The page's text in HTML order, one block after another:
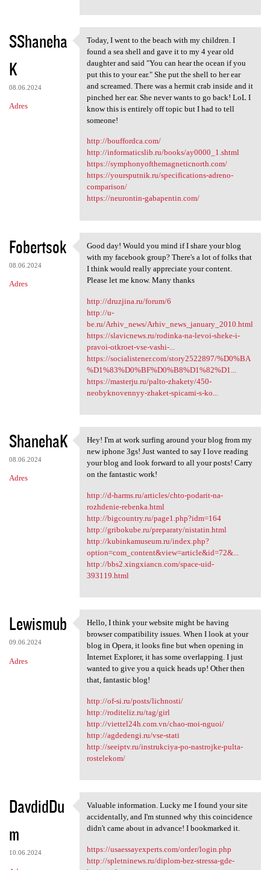
SShaneha
K
08.06.2024
Adres
Today, I went to the beach
Today, I went to the beach with my children. I
found a sea shell and gave it to my 4 year old
daughter and said "You can hear the ocean if you
put this to your ear." She put the shell to her ear
and screamed. There was a hermit crab inside and it
pinched her ear. She never wants to go back! LoL I
know this is entirely off topic but I had to tell
someone!
http://bouffordca.com/
http://informaticslib.ru/books/ay0000_1.shtml
https://symphonyofthemagneticnorth.com/
https://yoursputnik.ru/specifications-adreno-
comparison/
https://neurontin-gabapentin.com/
Fobertsok
08.06.2024
Adres
Good day! Would you mind if I
Good day! Would you mind if I share your blog
with my facebook group? There's a lot of folks that
I think would really appreciate your content.
Please let me know. Many thanks
http://druzjina.ru/forum/6
http://u-
be.ru/Arhiv_news/Arhiv_news_january_2010.html
https://slavicnews.ru/rodinka-na-levoi-sheke-i-
pravoi-otkroet-vse-vashi-...
https://socialistener.com/story2522897/%D0%BA
%D1%83%D0%BF%D0%B8%D1%82%D1...
https://masterju.ru/palto-zhakety/450-
neobyknovennyy-zhaket-spicami-s-ko...
ShanehaK
08.06.2024
Adres
Hey! I'm at work surfing
Hey! I'm at work surfing around your blog from my
new iphone 3gs! Just wanted to say I love reading
your blog and look forward to all your posts! Carry
on the fantastic work!
http://d-harms.ru/articles/chto-podarit-na-
rozhdenie-rebenka.html
http://bigcountry.ru/page1.php?idm=164
http://gribokube.ru/preparaty/nistatin.html
http://kubinkamuseum.ru/index.php?
option=com_content&view=article&id=72&...
http://bbs2.xingxiancn.com/space-uid-
393119.html
Lewismub
09.06.2024
Adres
Hello, I think your website
Hello, I think your website might be having
browser compatibility issues. When I look at your
blog in Opera, it looks fine but when opening in
Internet Explorer, it has some overlapping. I just
wanted to give you a quick heads up! Other then
that, fantastic blog!
http://of-si.ru/posts/lichnosti/
http://roditeliz.ru/tag/girl
http://viettel24h.com.vn/chao-moi-nguoi/
http://agdedengi.ru/vse-stati
http://seeiptv.ru/instrukciya-po-nastrojke-pulta-
rostelekom/
DavdidDu
m
10.06.2024
Valuable information. Lucky
Valuable information. Lucky me I found your site
accidentally, and I'm stunned why this coincidence
didn't came about in advance! I bookmarked it.
https://usaessayexperts.com/order/login.php
http://spletninews.ru/diplom-bez-stressa-gde-